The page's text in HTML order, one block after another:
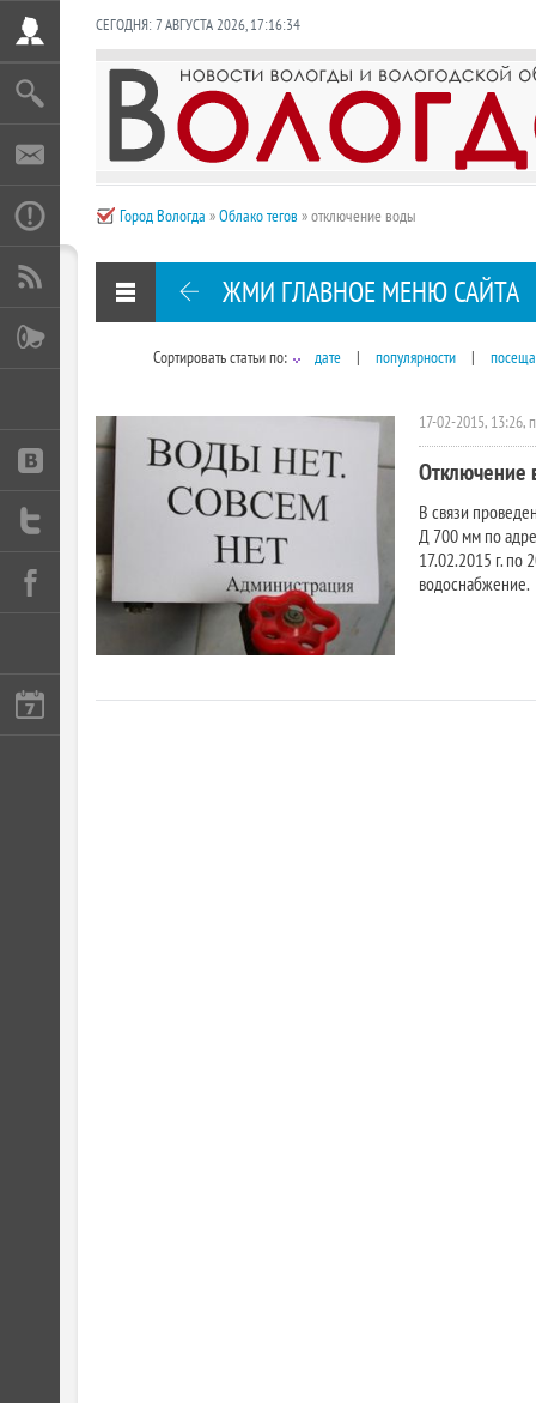
СЕГОДНЯ:7 АВГУСТА 2026,17:16:34
Город Вологда »Облако тегов » отключение воды
ЖМИ ГЛАВНОЕ МЕНЮ САЙТА
Сортировать статьи по: дате | популярности |
17-02-2015, 13:26,
Отключение
В связи
Д 700 мм по
17.02.2015 г. по
водоснабжение.